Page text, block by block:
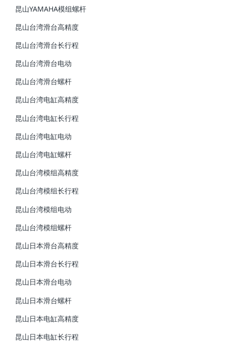
昆山YAMAHA模组螺杆
昆山台湾滑台高精度
昆山台湾滑台长行程
昆山台湾滑台电动
昆山台湾滑台螺杆
昆山台湾电缸高精度
昆山台湾电缸长行程
昆山台湾电缸电动
昆山台湾电缸螺杆
昆山台湾模组高精度
昆山台湾模组长行程
昆山台湾模组电动
昆山台湾模组螺杆
昆山日本滑台高精度
昆山日本滑台长行程
昆山日本滑台电动
昆山日本滑台螺杆
昆山日本电缸高精度
昆山日本电缸长行程